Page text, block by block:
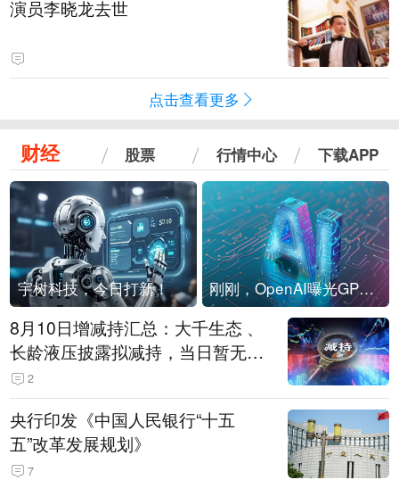
演员李晓龙去世
点击查看更多
财经 股票 行情中心 下载APP
宇树科技，今日打新！ 刚刚，OpenAI曝光GPT-6！传10万亿参数，8月强行发布
8月10日增减持汇总：大千生态 、
长龄液压披露拟减持，当日暂无A
股增持（表）
2
央行印发《中国人民银行“十五
五”改革发展规划》
7